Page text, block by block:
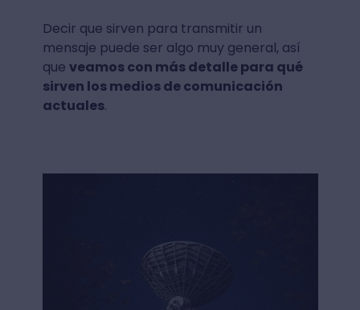
Decir que sirven para transmitir un
mensaje puede ser algo muy general, así
que veamos con más detalle para qué
sirven los medios de comunicación
actuales.